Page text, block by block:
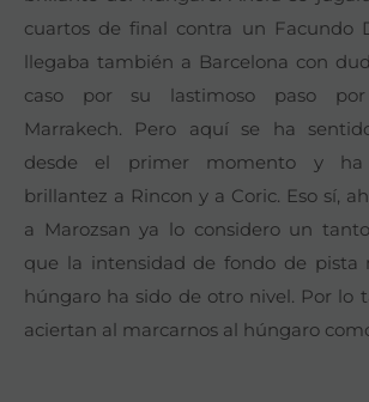
cuartos de final contra un Facundo
llegaba también a Barcelona con
caso por su lastimoso paso
Marrakech. Pero aquí se ha
desde el primer momento y ha
brillantez a Rincon y a Coric. Eso sí,
a Marozsan ya lo considero un
que la intensidad de fondo de pista
húngaro ha sido de otro nivel. Por lo
aciertan al marcarnos al húngaro